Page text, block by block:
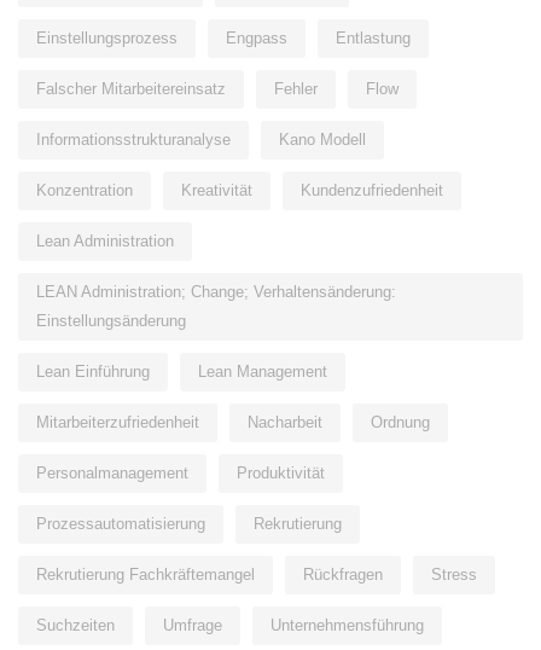
Einstellungsprozess Engpass Entlastung
Falscher Mitarbeitereinsatz Fehler Flow
Informationsstrukturanalyse Kano Modell
Konzentration Kreativität Kundenzufriedenheit
Lean Administration
LEAN Administration; Change; Verhaltensänderung:
Einstellungsänderung
Lean Einführung Lean Management
Mitarbeiterzufriedenheit Nacharbeit Ordnung
Personalmanagement Produktivität
Prozessautomatisierung Rekrutierung
Rekrutierung Fachkräftemangel Rückfragen Stress
Suchzeiten Umfrage Unternehmensführung